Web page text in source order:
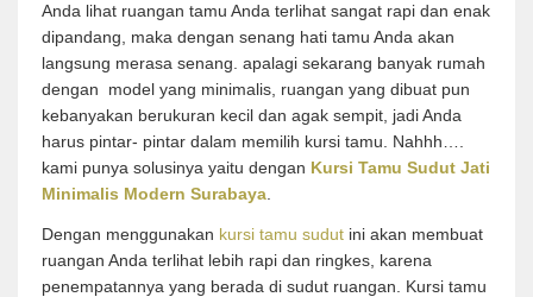
Anda lihat ruangan tamu Anda terlihat sangat rapi dan enak
dipandang, maka dengan senang hati tamu Anda akan
langsung merasa senang. apalagi sekarang banyak rumah
dengan model yang minimalis, ruangan yang dibuat pun
kebanyakan berukuran kecil dan agak sempit, jadi Anda
harus pintar- pintar dalam memilih kursi tamu. Nahhh….
kami punya solusinya yaitu dengan Kursi Tamu Sudut Jati
Minimalis Modern Surabaya
Dengan menggunakan kursi tamu sudut ini akan membuat
ruangan Anda terlihat lebih rapi dan ringkes, karena
penempatannya yang berada di sudut ruangan. Kursi tamu